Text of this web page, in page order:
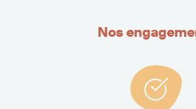
Nos